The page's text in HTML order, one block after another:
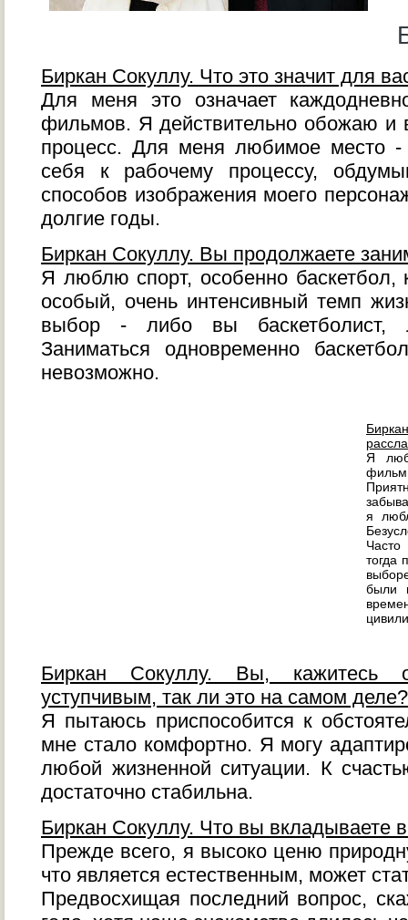
Биркан Сокуллу. Что это значит для
Для меня это означает
фильмов. Я действительно обожаю и
процесс. Для меня любимое место -
себя к рабочему процессу,
способов изображения моего
долгие годы.
Биркан Сокуллу. Вы продолжаете
Я люблю спорт, особенно баскетбол,
особый, очень интенсивный темп
выбор - либо вы баскетболист,
Заниматься одновременно
невозможно.
Я
я
тогда
были
Биркан Сокуллу. Вы, кажитесь
уступчивым, так ли это на самом деле?
Я пытаюсь приспособится к
мне стало комфортно. Я могу
любой жизненной ситуации. К
достаточно стабильна.
Биркан Сокуллу. Что вы вкладываете
Прежде всего, я высоко ценю
что является естественным, может
Предвосхищая последний вопрос,